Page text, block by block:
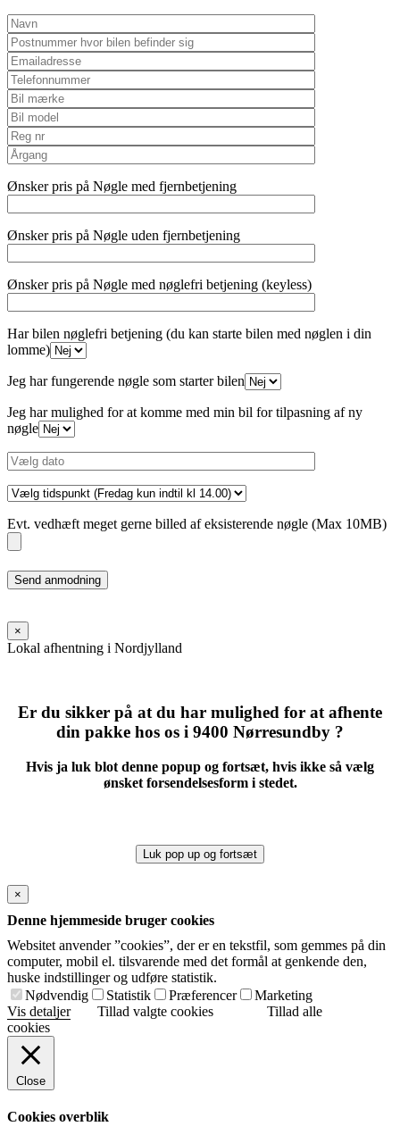
Ønsker pris på Nøgle med fjernbetjening
Ønsker pris på Nøgle uden fjernbetjening
Ønsker pris på Nøgle med nøglefri betjening (keyless)
Har bilen nøglefri betjening (du kan starte bilen med nøglen i din
lomme)
Jeg har fungerende nøgle som starter bilen
Jeg har mulighed for at komme med min bil for tilpasning af ny
nøgle
Evt. vedhæft meget gerne billed af eksisterende nøgle (Max 10MB)
Please
leave
field
empty.
×
Lokal afhentning i Nordjylland
Er du sikker på at du har mulighed for at afhente
din pakke hos os i 9400 Nørresundby ?
Hvis ja luk blot denne popup og fortsæt, hvis ikke så vælg
ønsket forsendelsesform i stedet.
Luk pop up og fortsæt
×
Denne hjemmeside bruger cookies
Websitet anvender ”cookies”, der er en tekstfil, som gemmes på din
computer, mobil el. tilsvarende med det formål at genkende den,
huske indstillinger og udføre statistik.
Nødvendig
Statistik Præferencer
Marketing
Vis detaljer
Tillad valgte cookies
Tillad alle
cookies
Close
Cookies overblik